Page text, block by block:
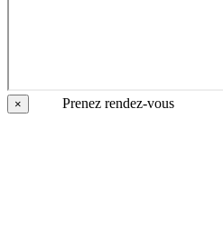
× Prenez rendez-vous